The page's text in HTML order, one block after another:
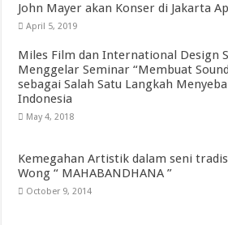
John Mayer akan Konser di Jakarta
April 5, 2019
Miles Film dan International Design
Menggelar Seminar “Membuat
sebagai Salah Satu Langkah
Indonesia
May 4, 2018
Kemegahan Artistik dalam seni
Wong “ MAHABANDHANA ”
October 9, 2014